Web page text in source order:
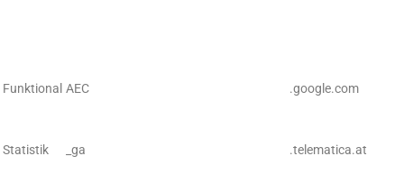
Funktional AEC .google.com
Statistik _ga .telematica.at